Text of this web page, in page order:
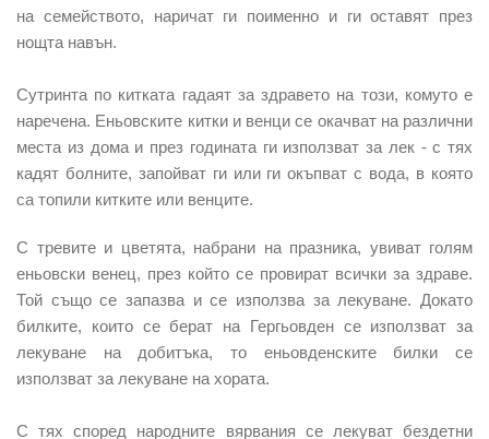
на семейството, наричат ги поименно и ги оставят през
нощта навън.
Сутринта по китката гадаят за здравето на този, комуто е
наречена. Еньовските китки и венци се окачват на различни
места из дома и през годината ги използват за лек - с тях
кадят болните, запойват ги или ги окъпват с вода, в която
са топили китките или венците.
С тревите и цветята, набрани на празника, увиват голям
еньовски венец, през който се провират всички за здраве.
Той също се запазва и се използва за лекуване. Докато
билките, които се берат на Гергьовден се използват за
лекуване на добитъка, то еньовденските билки се
използват за лекуване на хората.
С тях според народните вярвания се лекуват бездетни